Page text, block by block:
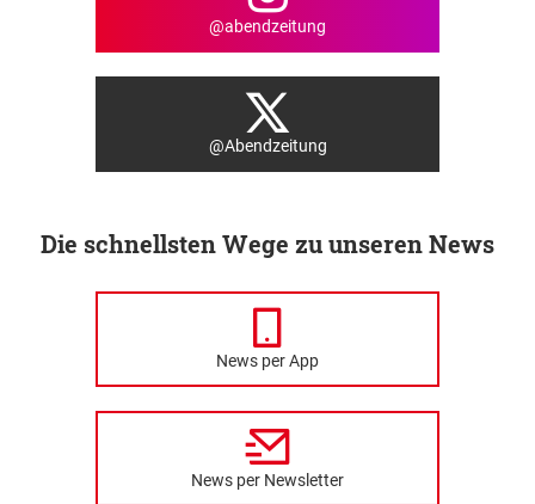
@abendzeitung
@Abendzeitung
Die schnellsten Wege zu unseren News
News per App
News per Newsletter